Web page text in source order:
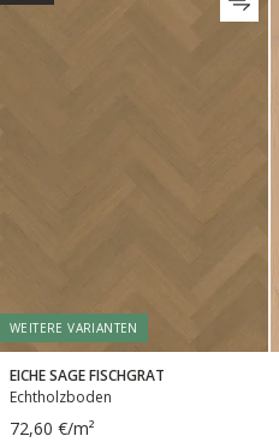
WEITERE VARIANTEN
EICHE SAGE FISCHGRAT
Echtholzboden
72,60 €/m²